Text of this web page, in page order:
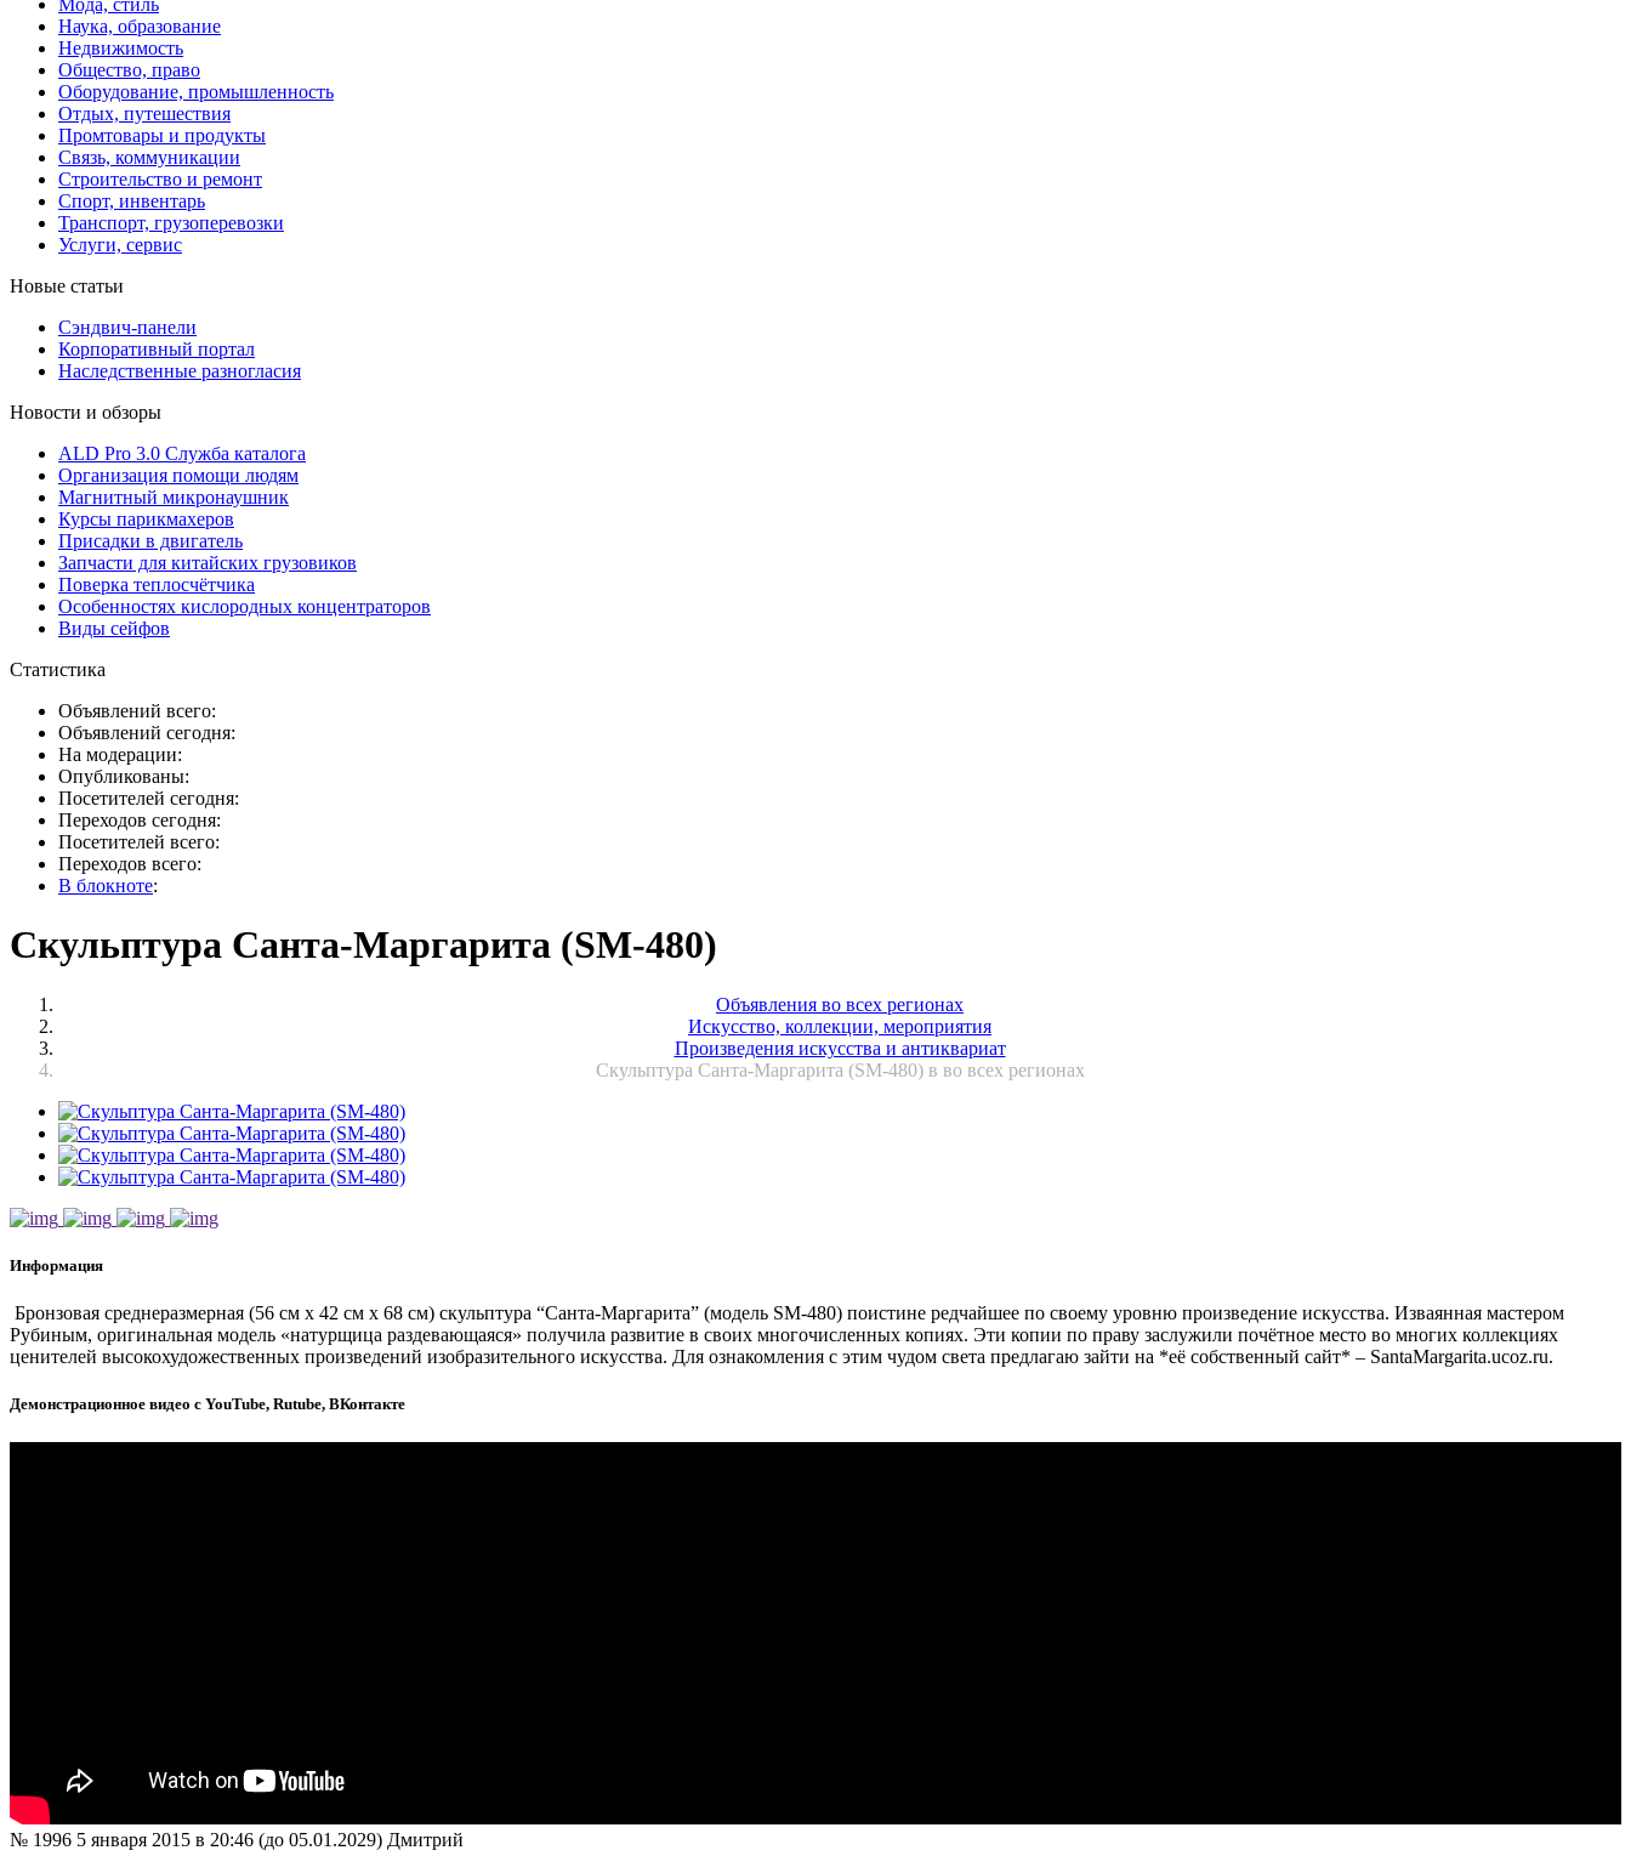
Мода, стиль
Наука, образование
Недвижимость
Общество, право
Оборудование, промышленность
Отдых, путешествия
Промтовары и продукты
Связь, коммуникации
Строительство и ремонт
Cпорт, инвентарь
Транспорт, грузоперевозки
Услуги, сервис
Новые статьи
Сэндвич-панели
Корпоративный портал
Наследственные разногласия
Новости и обзоры
ALD Pro 3.0 Служба каталога
Организация помощи людям
Магнитный микронаушник
Курсы парикмахеров
Присадки в двигатель
Запчасти для китайских грузовиков
Поверка теплосчётчика
Особенностях кислородных концентраторов
Виды сейфов
Статистика
Объявлений всего:
Объявлений сегодня:
На модерации:
Опубликованы:
Посетителей сегодня:
Переходов сегодня:
Посетителей всего:
Переходов всего:
В блокноте:
Скульптура Санта-Маргарита (SM-480)
Объявления во всех регионах
Искусство, коллекции, мероприятия
Произведения искусства и антиквариат
Скульптура Санта-Маргарита (SM-480) в во всех регионах
Информация
Бронзовая среднеразмерная (56 см x 42 см x 68 см) скульптура “Санта-Маргарита” (модель SM-480) поистине редчайшее по своему уровню произведение искусства. Изваянная мастером
Рубиным, оригинальная модель «натурщица раздевающаяся» получила развитие в своих многочисленных копиях. Эти копии по праву заслужили почётное место во многих коллекциях
ценителей высокохудожественных произведений изобразительного искусства. Для ознакомления с этим чудом света предлагаю зайти на *её собственный сайт* – SantaMargarita.ucoz.ru.
Демонстрационное видео с YouTube, Rutube, ВКонтакте
№ 1996 5 января 2015 в 20:46 (до 05.01.2029) Дмитрий